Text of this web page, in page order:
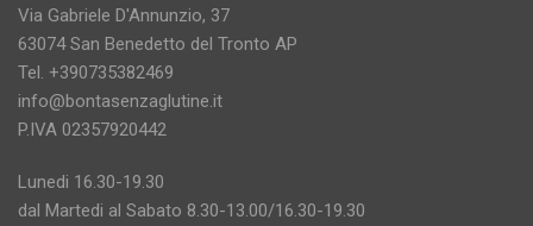
Via Gabriele D'Annunzio, 37
63074 San Benedetto del Tronto AP
Tel. +390735382469
info@bontasenzaglutine.it
P.IVA 02357920442
Lunedi 16.30-19.30
dal Martedi al Sabato 8.30-13.00/16.30-19.30